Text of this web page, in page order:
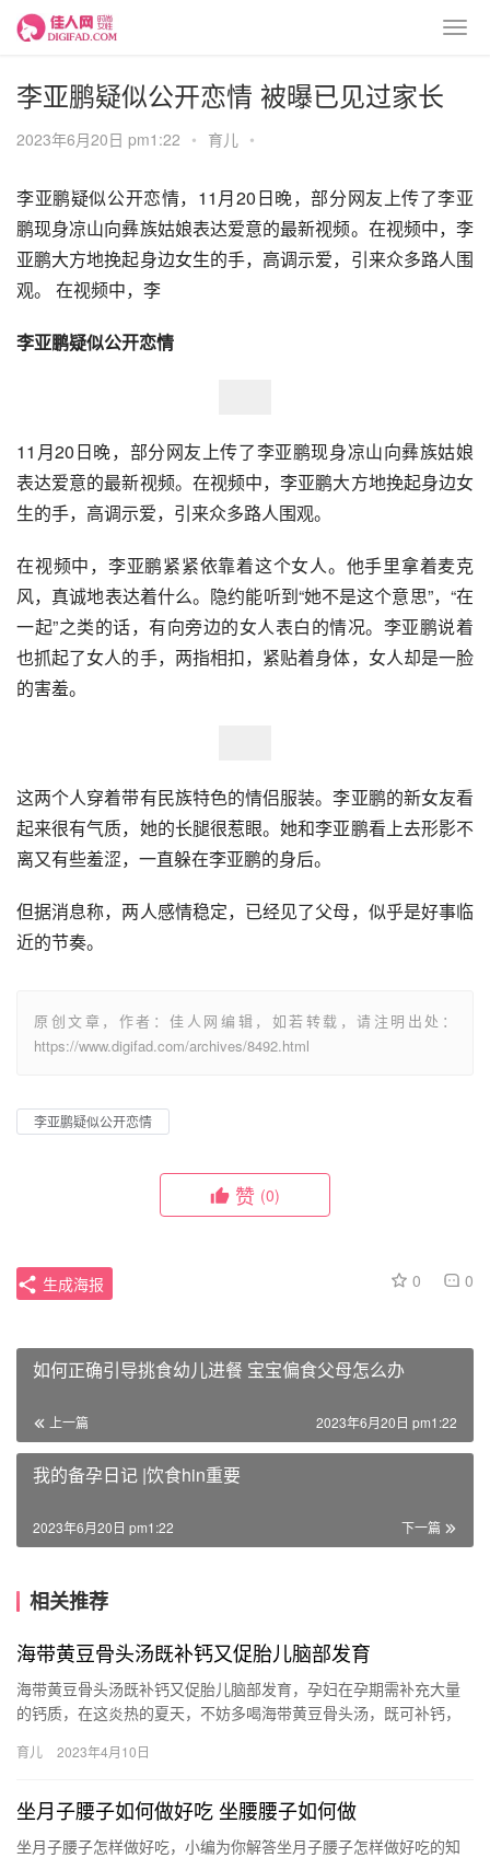
李亚鹏疑似公开恋情 被曝已见过家长
2023年6月20日 pm1:22 • 育儿 •
李亚鹏疑似公开恋情，11月20日晚，部分网友上传了李亚
鹏现身凉山向彝族姑娘表达爱意的最新视频。在视频中，李
亚鹏大方地挽起身边女生的手，高调示爱，引来众多路人围
观。 在视频中，李
李亚鹏疑似公开恋情
11月20日晚，部分网友上传了李亚鹏现身凉山向彝族姑娘
表达爱意的最新视频。在视频中，李亚鹏大方地挽起身边女
生的手，高调示爱，引来众多路人围观。
在视频中，李亚鹏紧紧依靠着这个女人。他手里拿着麦克
风，真诚地表达着什么。隐约能听到“她不是这个意思”，“在
一起”之类的话，有向旁边的女人表白的情况。李亚鹏说着
也抓起了女人的手，两指相扣，紧贴着身体，女人却是一脸
的害羞。
这两个人穿着带有民族特色的情侣服装。李亚鹏的新女友看
起来很有气质，她的长腿很惹眼。她和李亚鹏看上去形影不
离又有些羞涩，一直躲在李亚鹏的身后。
但据消息称，两人感情稳定，已经见了父母，似乎是好事临
近的节奏。
原创文章，作者：佳人网编辑，如若转载，请注明出处：
https://www.digifad.com/archives/8492.html
李亚鹏疑似公开恋情
赞 (0)
0 0
生成海报
如何正确引导挑食幼儿进餐 宝宝偏食父母怎么办
上一篇 2023年6月20日 pm1:22
我的备孕日记 |饮食hin重要
下一篇
2023年6月20日 pm1:22
相关推荐
海带黄豆骨头汤既补钙又促胎儿脑部发育
海带黄豆骨头汤既补钙又促胎儿脑部发育，孕妇在孕期需补充大量
的钙质，在这炎热的夏天，不妨多喝海带黄豆骨头汤，既可补钙，
料…
育儿 2023年4月10日
坐月子腰子如何做好吃 坐腰腰子如何做
坐月子腰子怎样做好吃，小编为你解答坐月子腰子怎样做好吃的知